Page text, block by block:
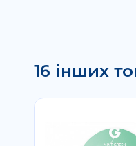
16 інших